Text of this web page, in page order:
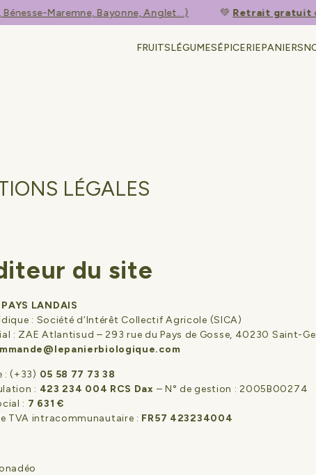
Maremne, Bayonne, Anglet...) Retrait gratuiten
FRUITSLÉGUMESÉPICERIEPANIERS
LÉGALES
du site
LANDAIS
: Société d’Intérêt Collectif Agricole (SICA)
: ZAE Atlantisud – 293 rue du Pays de Gosse, 40230 Saint-
: (+33) 05 58 77 73 38
: 423 234 004 RCS Dax – N° de gestion : 2005B00274
: 7 631 €
TVA intracommunautaire : FR57 423234004